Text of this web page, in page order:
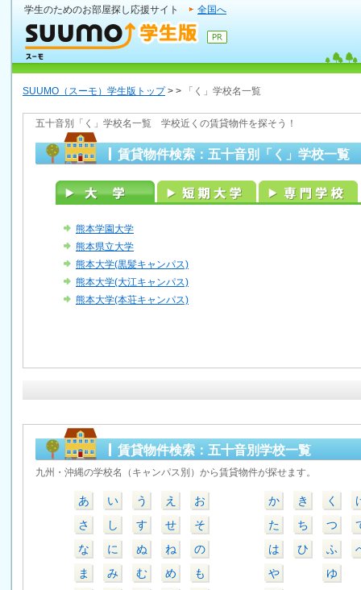
学生のためのお部屋探し応援サイト 全国へ
SUUMO（スーモ）学生版トップ> > 「く」学校名一覧
五十音別「く」学校名一覧 学校近くの賃貸物件を探そう！
賃貸物件検索：五十音別「く」学校一覧
熊本学園大学
熊本県立大学
熊本大学(黒髪キャンパス)
熊本大学(大江キャンパス)
熊本大学(本荘キャンパス)
賃貸物件検索：五十音別学校一覧
九州・沖縄の学校名（キャンパス別）から賃貸物件が探せます。
あ い う え
お
さ
し す せ
そ
な
に ぬ ね
の
ま
み む め
も
か き く
た
ち つ
は
ひ ふ
や
ゆ